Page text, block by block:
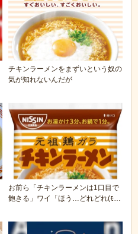
チキンラーメンをまずいという奴の
気が知れないんだが
お前ら「チキンラーメンは1口目で
飽きる」ワイ「ほう…どれどれ(ﾓｸﾞ